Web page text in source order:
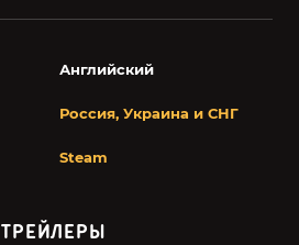
Английский
Россия, Украина и СНГ
Steam
ТРЕЙЛЕРЫ